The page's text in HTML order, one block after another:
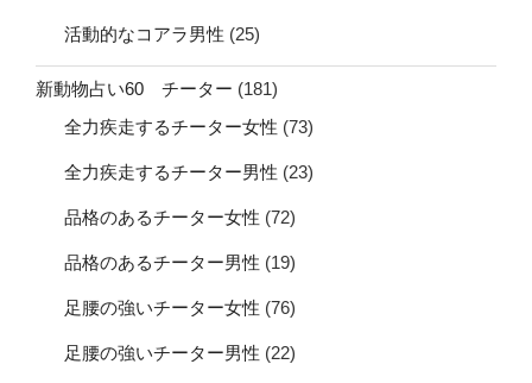
活動的なコアラ男性 (25)
新動物占い60 チーター (181)
全力疾走するチーター女性 (73)
全力疾走するチーター男性 (23)
品格のあるチーター女性 (72)
品格のあるチーター男性 (19)
足腰の強いチーター女性 (76)
足腰の強いチーター男性 (22)